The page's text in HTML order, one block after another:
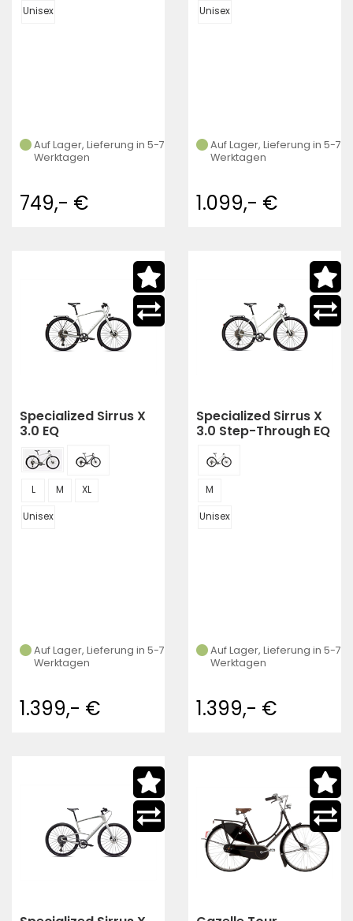
Unisex
Auf Lager, Lieferung in 5-7
Werktagen
749,- €
Unisex
Auf Lager, Lieferung in 5-7
Werktagen
1.099,- €
Specialized Sirrus X
3.0 EQ
L M
XL
Unisex
Auf Lager, Lieferung in 5-7
Werktagen
1.399,- €
Specialized Sirrus X
3.0 Step-Through EQ
M
Unisex
Auf Lager, Lieferung in 5-7
Werktagen
1.399,- €